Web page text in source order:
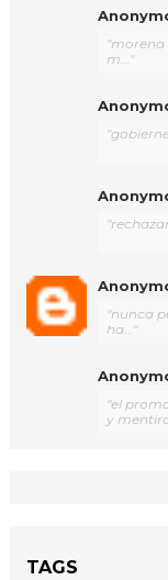
"morena
m..."
"nunca
ha..."
"el
y
TAGS